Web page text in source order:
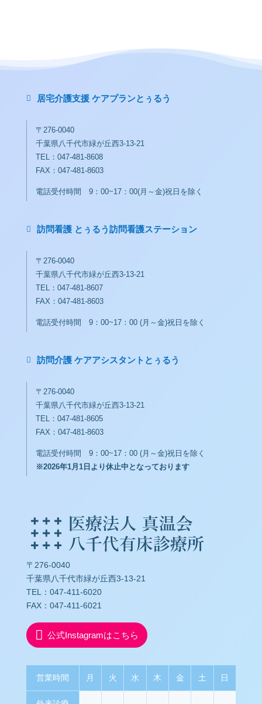
 居宅介護支援 ケアプランとぅるう
〒276-0040
千葉県八千代市緑が丘西3-13-21
TEL：047-481-8608
FAX：047-481-8603
電話受付時間 9：00~17：00(月～金)祝日を除く
 訪問看護 とぅるう訪問看護ステーション
〒276-0040
千葉県八千代市緑が丘西3-13-21
TEL：047-481-8607
FAX：047-481-8603
電話受付時間 9：00~17：00 (月～金)祝日を除く
 訪問介護 ケアアシスタントとぅるう
〒276-0040
千葉県八千代市緑が丘西3-13-21
TEL：047-481-8605
FAX：047-481-8603
電話受付時間 9：00~17：00 (月～金)祝日を除く
※2026年1月1日より休止中となっております
〒276-0040
千葉県八千代市緑が丘西3-13-21
TEL：047-411-6020
FAX：047-411-6021
 公式Instagramはこちら
営業時間 月 火 水 木 金 土 日